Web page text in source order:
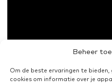
Beheer
Om de beste ervaringen te
cookies om informatie over je